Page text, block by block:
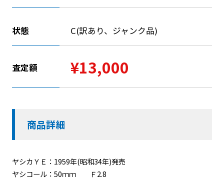
状態 C(訳あり、ジャンク品)
査定額 ¥13,000
商品詳細
ヤシカＹＥ：1959年(昭和34年)発売
ヤシコール：50ｍｍ Ｆ2.8